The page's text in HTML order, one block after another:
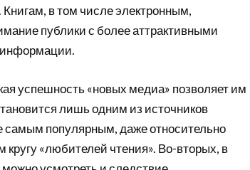
Книгам, в том числе электронным,
публики с более аттрактивными
успешность «новых медиа» позволяет им
лишь одним из источников
популярным, даже относительно
«любителей чтения». Во-вторых, в